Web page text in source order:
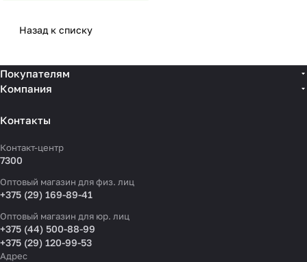
Назад к списку
Покупателям
Компания
Контакты
Контакт-центр
7300
Оптовый магазин для физ. лиц
+375 (29) 169-89-41
Оптовый магазин для юр. лиц
+375 (44) 500-88-99
+375 (29) 120-99-53
Адрес